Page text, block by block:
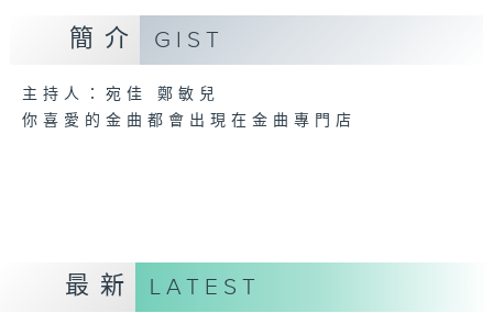
簡介 GIST
主持人：宛佳 鄭敏兒
你喜愛的金曲都會出現在金曲專門店
最新 LATEST